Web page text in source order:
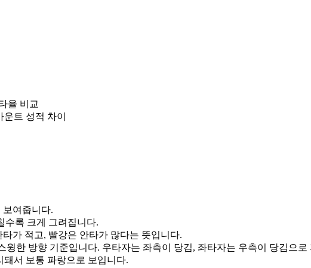
율 비교
트 성적 차이
보여줍니다.
록 크게 그려집니다.
가 적고, 빨강은 안타가 많다는 뜻입니다.
윙한 방향 기준입니다. 우타자는 좌측이 당김, 좌타자는 우측이 당김으로
돼서 보통 파랑으로 보입니다.